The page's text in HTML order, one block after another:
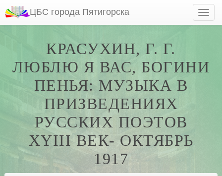
ЦБС города Пятигорска
КРАСУХИН, Г. Г.
ЛЮБЛЮ Я ВАС, БОГИНИ
ПЕНЬЯ: МУЗЫКА В
ПРИЗВЕДЕНИЯХ
РУССКИХ ПОЭТОВ
XYIII ВЕК- ОКТЯБРЬ
1917